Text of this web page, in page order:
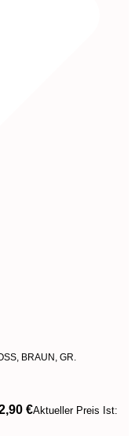
BRAUN, GR.
€Aktueller Preis Ist: